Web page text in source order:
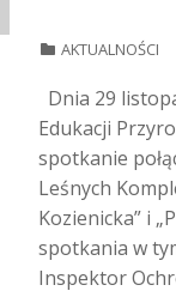
AKTUALNOŚCI
Dnia 29
Edukacji
spotkanie
Leśnych
Kozienicka” i
spotkania w
Inspektor